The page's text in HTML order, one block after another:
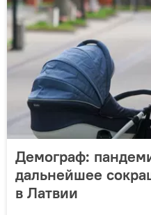
Демограф:
дальнейшее
в Латвии